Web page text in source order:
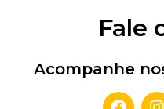
Fale
Acompanhe